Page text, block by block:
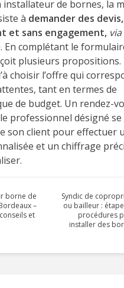
installateur de bornes, la
à demander des devis,
et sans engagement, via
En complétant le
plusieurs propositions.
choisir l’offre qui
tant en termes de
de budget. Un rendez-
professionnel désigné se
son client pour effectuer
et un chiffrage
borne de
–
et
Syndic de
ou bailleur :
procédures
installer des